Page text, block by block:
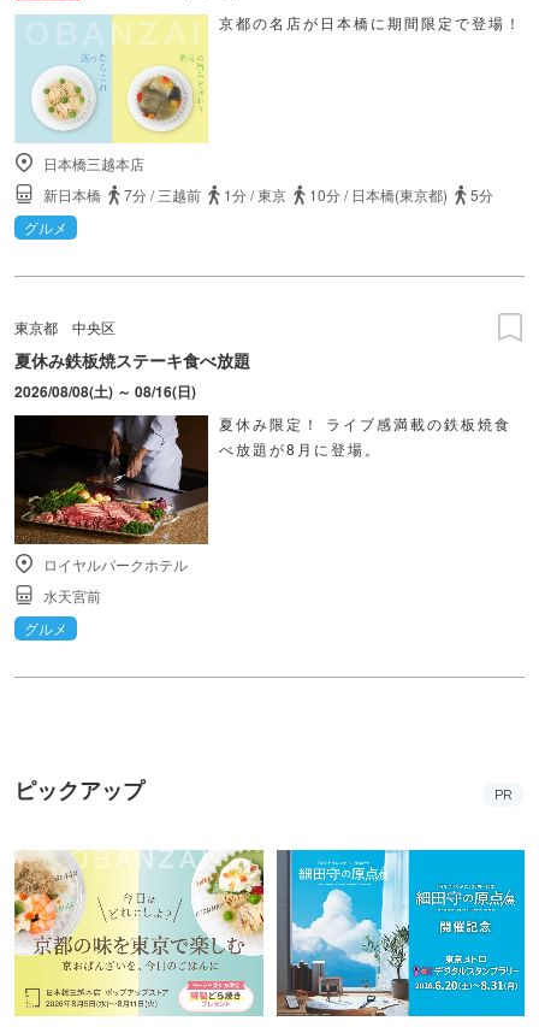
京都の名店が日本橋に期間限定で登場！
日本橋三越本店
新日本橋
7分/三越前 1分/東京 10分/ 日本橋(東京都)
5分
グルメ
東京都 中央区
夏休み鉄板焼ステーキ食べ放題
2026/08/08(土) ～ 08/16(日)
夏休み限定！ ライブ感満載の鉄板焼食
べ放題が8月に登場。
ロイヤルパークホテル
水天宮前
グルメ
ピックアップ PR